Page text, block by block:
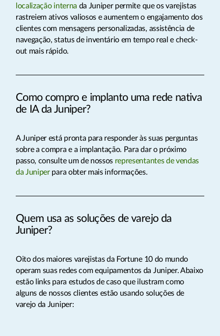
localização interna da Juniper permite que os varejistas
rastreiem ativos valiosos e aumentem o engajamento dos
clientes com mensagens personalizadas, assistência de
navegação, status de inventário em tempo real e check-
out mais rápido.
Como compro e implanto uma rede nativa
de IA da Juniper?
A Juniper está pronta para responder às suas perguntas
sobre a compra e a implantação. Para dar o próximo
passo, consulte um de nossos representantes de vendas
da Juniperpara obter mais informações.
Quem usa as soluções de varejo da
Juniper?
Oito dos maiores varejistas da Fortune 10 do mundo
operam suas redes com equipamentos da Juniper. Abaixo
estão links para estudos de caso que ilustram como
alguns de nossos clientes estão usando soluções de
varejo da Juniper: